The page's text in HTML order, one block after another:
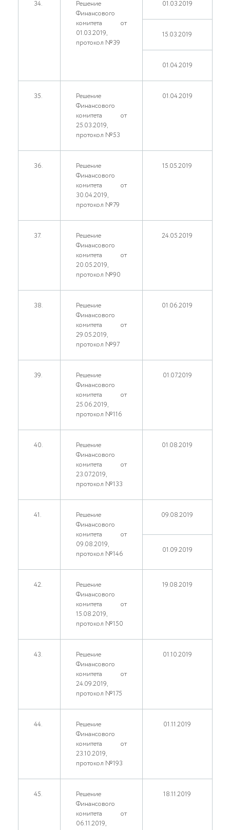
34.
Решение
Финансового
комитета от
01.03.2019,
протокол №39
01.03.2019
15.03.2019
01.04.2019
35.
Решение
Финансового
комитета от
25.03.2019,
протокол №53
01.04.2019
36.
Решение
Финансового
комитета от
30.04.2019,
протокол №79
15.05.2019
37.
Решение
Финансового
комитета от
20.05.2019,
протокол №90
24.05.2019
38.
Решение
Финансового
комитета от
29.05.2019,
протокол №97
01.06.2019
39.
Решение
Финансового
комитета от
25.06.2019,
протокол №116
01.07.2019
40.
Решение
Финансового
комитета от
23.07.2019,
протокол №133
01.08.2019
41.
Решение
Финансового
комитета от
09.08.2019,
протокол №146
09.08.2019
01.09.2019
42.
Решение
Финансового
комитета от
15.08.2019,
протокол №150
19.08.2019
43.
Решение
Финансового
комитета от
24.09.2019,
протокол №175
01.10.2019
44.
Решение
Финансового
комитета от
23.10.2019,
протокол №193
01.11.2019
45.
Решение
Финансового
комитета от
06.11.2019,
18.11.2019